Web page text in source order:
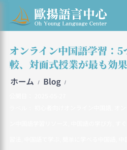
Skip
オンライン中国語学習：
較、対面式授業が最も効果
ホーム / Blog /